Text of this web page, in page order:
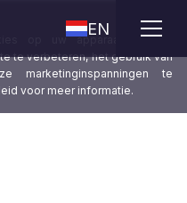
op uw apparaat worden
te verbeteren, het gebruik van
te
voor meer informatie.
EN